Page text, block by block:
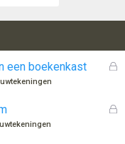
G
een boekenkast
G